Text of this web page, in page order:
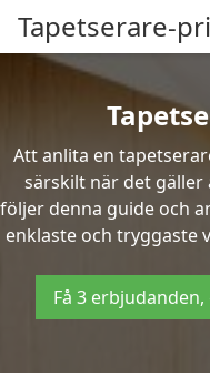
Tapetserare-
Att anlita en
särskilt när det
följer denna guide och
enklaste och tryggaste
Få 3